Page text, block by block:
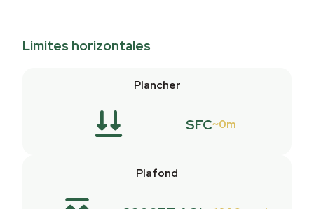
Limites horizontales
Plancher
SFC 0m
Plafond